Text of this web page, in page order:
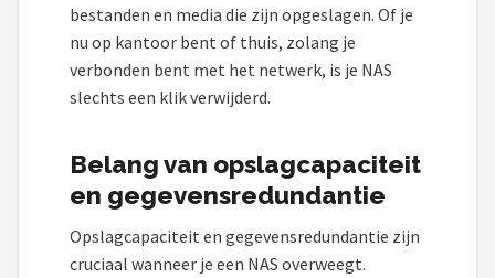
bestanden en media die zijn opgeslagen. Of je
nu op kantoor bent of thuis, zolang je
verbonden bent met het netwerk, is je NAS
slechts een klik verwijderd.
Belang van opslagcapaciteit
en gegevensredundantie
Opslagcapaciteit en gegevensredundantie zijn
cruciaal wanneer je een NAS overweegt.